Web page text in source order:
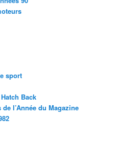
sport
Back
l’Année du Magazine